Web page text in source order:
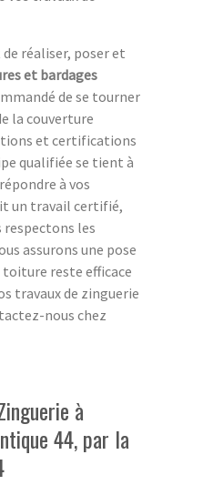
réaliser, poser et
et bardages
de se tourner
la couverture
et certifications
qualifiée se tient à
à vos
un travail certifié,
les
assurons une pose
reste efficace
travaux de zinguerie
nous chez
à
44, par la